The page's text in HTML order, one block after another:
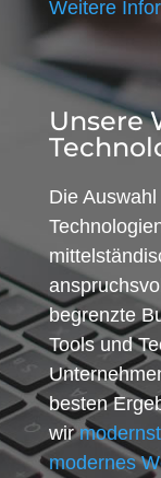
Weitere
Unsere
Die
begrenzte
Tools und
besten
wir
modernes